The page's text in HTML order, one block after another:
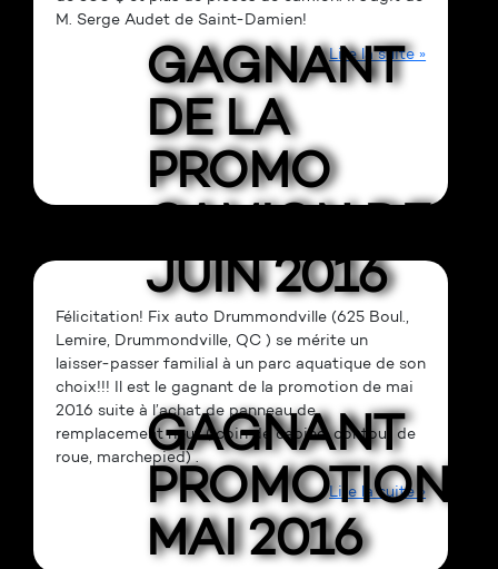
GAGNANT
DE LA
PROMO
CAMION DE
JUIN 2016
M. Serge Audet de Saint-Damien!
Lire la suite »
GAGNANT
PROMOTION
MAI 2016
Félicitation! Fix auto Drummondville (625 Boul.,
Lemire, Drummondville, QC ) se mérite un
laisser-passer familial à un parc aquatique de son
choix!!! Il est le gagnant de la promotion de mai
2016 suite à l’achat de panneau de
remplacement neuf ( coin de cabine, contour de
roue, marchepied) .
Lire la suite »